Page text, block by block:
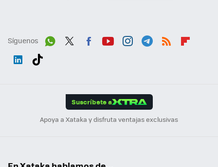
Síguenos
Suscríbete a
Apoya a Xataka y disfruta ventajas exclusivas